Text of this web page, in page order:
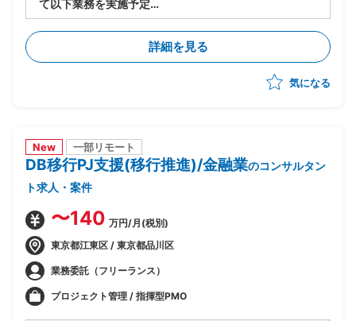
て以下業務を実施予定
-SAP ASE→DB2マイグレーションPJ全体の進捗管理/
情報収集
-開発BP社の進捗状況/障害解消状況/移行対応状況の総
合的な管理
-製造/単体/結合/総合テスト(3パラレル進行)の全体ス
詳細を見る
気になる
New 一部リモート
DB移行PJ支援(移行推進)/金融業のコンサルタン
ト求人・案件
〜140 万円/月(税別)
東京都江東区 / 東京都品川区
業務委託（フリーランス）
プロジェクト管理 / 指揮型PMO